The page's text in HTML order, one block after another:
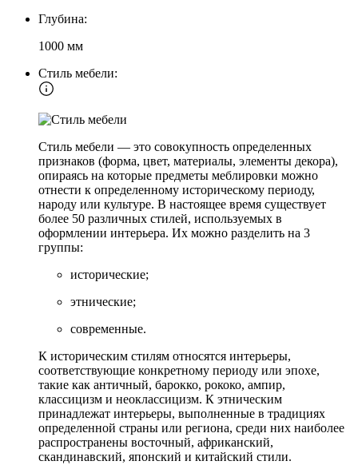
Глубина:
1000 мм
Стиль мебели:
Стиль мебели — это совокупность определенных
признаков (форма, цвет, материалы, элементы декора),
опираясь на которые предметы меблировки можно
отнести к определенному историческому периоду,
народу или культуре. В настоящее время существует
более 50 различных стилей, используемых в
оформлении интерьера. Их можно разделить на 3
группы:
исторические;
этнические;
современные.
К историческим стилям относятся интерьеры,
соответствующие конкретному периоду или эпохе,
такие как античный, барокко, рококо, ампир,
классицизм и неоклассицизм. К этническим
принадлежат интерьеры, выполненные в традициях
определенной страны или региона, среди них наиболее
распространены восточный, африканский,
скандинавский, японский и китайский стили.